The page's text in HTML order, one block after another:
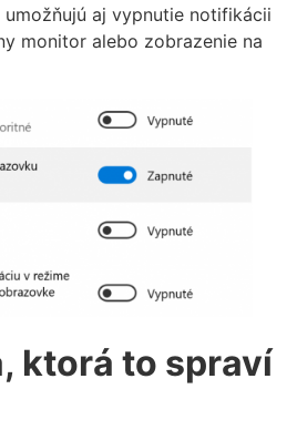
umožňujú aj vypnutie notifikácii
monitor alebo zobrazenie na
ktorá to spraví